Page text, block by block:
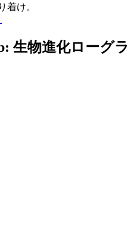
着け。
生物進化ローグラ